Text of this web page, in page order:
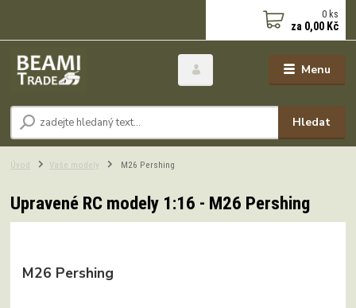
Menu
Hledat
0 ks
za 0,00 Kč
Úvod Vaše modely M26 Pershing
Upravené RC modely 1:16 - M26 Pershing
M26 Pershing